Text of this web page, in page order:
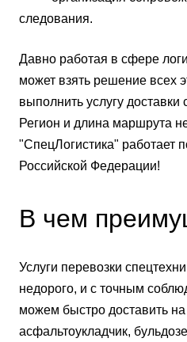
следования.
Давно работая в сфере
может взять решение всех
выполнить услугу
Регион и длина маршрута
"СпецЛогистика" работает
Российской Федерации!
В чем
Услуги перевозки
недорого, и с точным
можем быстро доставить на
асфальтоукладчик,